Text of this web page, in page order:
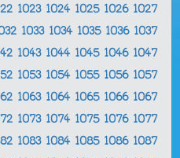
1023 1024 1025 1026 1027
1033 1034 1035 1036 1037
1043 1044 1045 1046 1047
1053 1054 1055 1056 1057
1063 1064 1065 1066 1067
1073 1074 1075 1076 1077
1083 1084 1085 1086 1087